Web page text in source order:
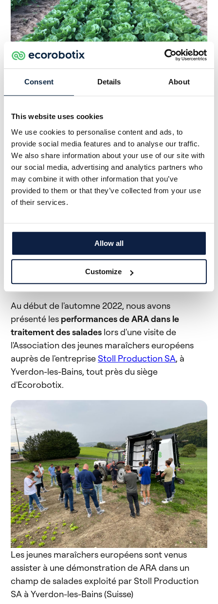
Consent Details About
This website uses cookies
We use cookies to personalise content and ads, to
provide social media features and to analyse our traffic.
We also share information about your use of our site with
our social media, advertising and analytics partners who
may combine it with other information that you’ve
provided to them or that they’ve collected from your use
of their services.
Allow all
Customize
Un champ de laitue romaine dans lequel nous
Nos équipes ont déjà beaucoup travaillé sur la
reconnaissance d'autres variétés. La salade feuille
de chêne, la laitue romaine et la batavia rouge
sonten cours de validationet seront
prochainement disponibles pour les utilisateurs
de ARA. Comme ces développements sont
effectuer plusieurs démonstrations.
Démonstration en Suisse
Au début de l'automne 2022, nous avons
présenté les performances de ARA dans le
traitement des salades lors d'une visite de
l'Association des jeunes maraîchers européens
auprès de l'entreprise Stoll Production SA, à
Yverdon-les-Bains, tout près du siège
d'Ecorobotix.
Les jeunes maraîchers européens sont venus
assister à une démonstration de ARA dans un
champ de salades exploité par Stoll Production
SA à Yverdon-les-Bains (Suisse)